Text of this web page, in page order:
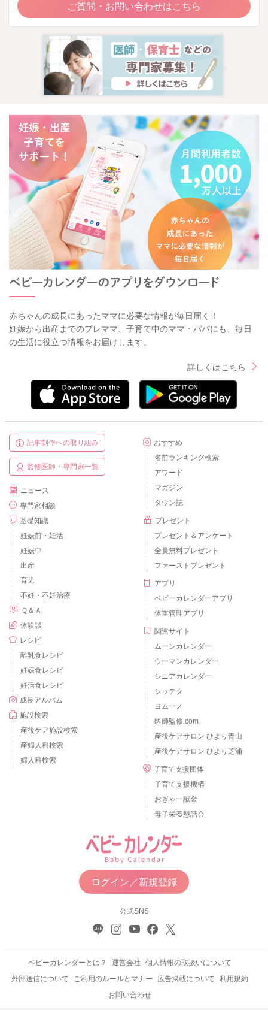
ご質問・お問い合わせはこちら
赤ちゃんの成長にあったママに必要な情報が毎日届く！
妊娠から出産までのプレママ、子育て中のママ・パパにも、毎日
の生活に役立つ情報をお届けします。
詳しくはこちら
記事制作への取り組み
監修医師・専門家一覧
ニュース
専門家相談
基礎知識
妊娠前・妊活
妊娠中
出産
育児
不妊・不妊治療
Ｑ＆Ａ
体験談
レシピ
離乳食レシピ
妊娠食レシピ
妊活食レシピ
成長アルバム
施設検索
産後ケア施設検索
産婦人科検索
婦人科検索
おすすめ
名前ランキング検索
アワード
マガジン
タウン誌
プレゼント
プレゼント＆アンケート
全員無料プレゼント
ファーストプレゼント
アプリ
ベビーカレンダーアプリ
体重管理アプリ
関連サイト
ムーンカレンダー
ウーマンカレンダー
シニアカレンダー
シッテク
ヨムーノ
医師監修.com
産後ケアサロン ひより青山
産後ケアサロン ひより芝浦
子育て支援団体
子育て支援機構
おぎゃー献金
母子栄養懇話会
ログイン／新規登録
公式SNS
ベビーカレンダーとは？ 運営会社
個人情報の取扱いについて
外部送信について
ご利用のルールとマナー 広告掲載について
利用規約
お問い合わせ